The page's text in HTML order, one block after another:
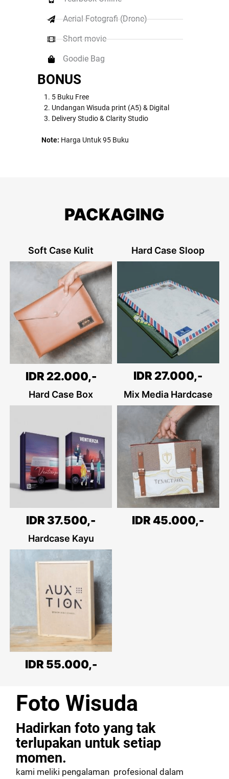
Aerial Fotografi (Drone)
Short movie
Goodie Bag
BONUS
5 Buku Free
Undangan Wisuda print (A5) & Digital
Delivery Studio & Clarity Studio
Note: Harga Untuk 95 Buku
PACKAGING
Soft Case Kulit
IDR 22.000,-
Hard Case Sloop
IDR 27.000,-
Hard Case Box
IDR 37.500,-
Mix Media Hardcase
IDR 45.000,-
Hardcase Kayu
IDR 55.000,-
Foto Wisuda
Hadirkan foto yang tak
terlupakan untuk setiap
momen.
kami meliki pengalaman profesional dalam